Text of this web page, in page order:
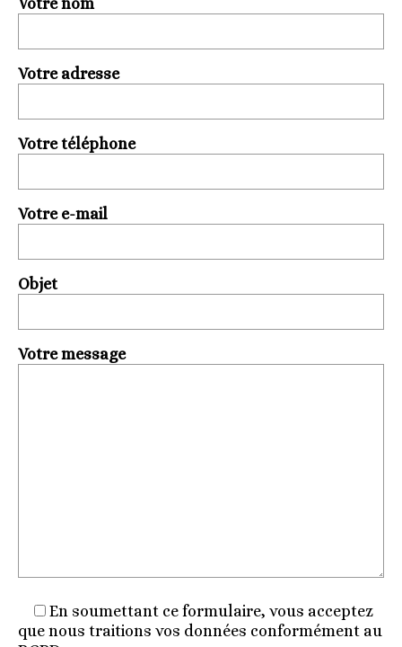
Votre nom
Votre adresse
Votre téléphone
Votre e-mail
Objet
Votre message
En soumettant ce formulaire, vous acceptez
que nous traitions vos données conformément au